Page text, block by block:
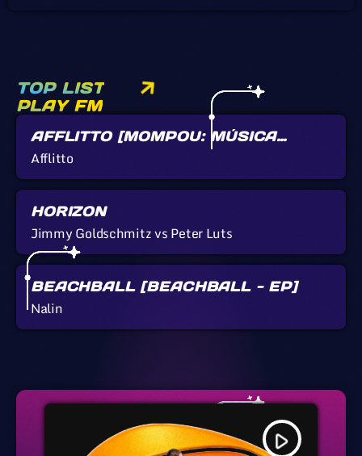
TOP LIST
PLAY FM
AFFLITTO [MOMPOU: MÚSICA
CALLADA]
Afflitto
HORIZON
Jimmy Goldschmitz vs Peter Luts
BEACHBALL [BEACHBALL - EP]
Nalin
play_arrow